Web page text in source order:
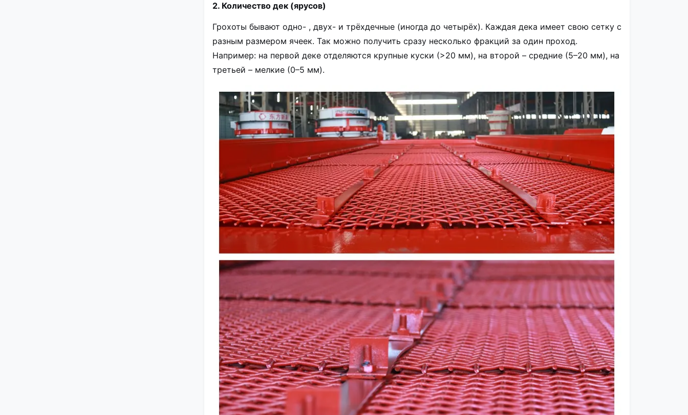
2. Количество дек (ярусов)
Грохоты бывают одно- , двух- и трёхдечные (иногда до четырёх). Каждая дека имеет свою сетку с
разным размером ячеек. Так можно получить сразу несколько фракций за один проход.
Например: на первой деке отделяются крупные куски (>20 мм), на второй – средние (5–20 мм), на
третьей – мелкие (0–5 мм).